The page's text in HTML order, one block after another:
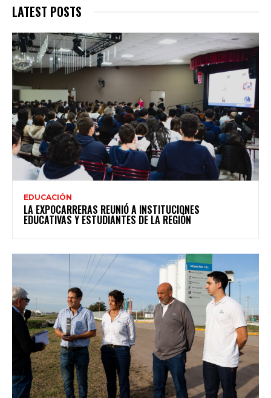
LATEST POSTS
EDUCACIÓN
LA EXPOCARRERAS REUNIÓ A INSTITUCIONES
EDUCATIVAS Y ESTUDIANTES DE LA REGIÓN